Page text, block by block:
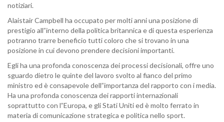
notiziari.
Alaistair Campbell ha occupato per molti anni una posizione di
prestigio all”interno della politica britannica e di questa esperienza
potranno trarre beneficio tutti coloro che si trovano in una
posizione in cui devono prendere decisioni importanti.
Egli ha una profonda conoscenza dei processi decisionali, offre uno
sguardo dietro le quinte del lavoro svolto al fianco del primo
ministro ed è consapevole dell”importanza del rapporto con i media.
Ha una profonda conoscenza dei rapporti internazionali
soprattutto con l”Europa, e gli Stati Uniti ed è molto ferrato in
materia di comunicazione strategica e politica nello sport.